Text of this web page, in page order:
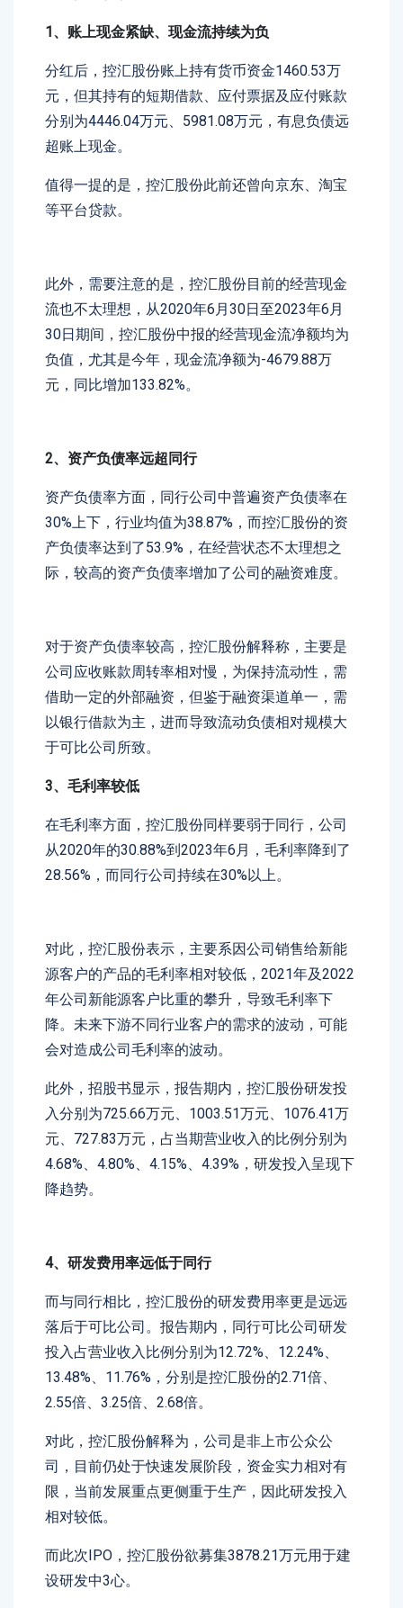
1、账上现金紧缺、现金流持续为负
分红后，控汇股份账上持有货币资金1460.53万
元，但其持有的短期借款、应付票据及应付账款
分别为4446.04万元、5981.08万元，有息负债远
超账上现金。
值得一提的是，控汇股份此前还曾向京东、淘宝
等平台贷款。
此外，需要注意的是，控汇股份目前的经营现金
流也不太理想，从2020年6月30日至2023年6月
30日期间，控汇股份中报的经营现金流净额均为
负值，尤其是今年，现金流净额为-4679.88万
元，同比增加133.82%。
2、资产负债率远超同行
资产负债率方面，同行公司中普遍资产负债率在
30%上下，行业均值为38.87%，而控汇股份的资
产负债率达到了53.9%，在经营状态不太理想之
际，较高的资产负债率增加了公司的融资难度。
对于资产负债率较高，控汇股份解释称，主要是
公司应收账款周转率相对慢，为保持流动性，需
借助一定的外部融资，但鉴于融资渠道单一，需
以银行借款为主，进而导致流动负债相对规模大
于可比公司所致。
3、毛利率较低
在毛利率方面，控汇股份同样要弱于同行，公司
从2020年的30.88%到2023年6月，毛利率降到了
28.56%，而同行公司持续在30%以上。
对此，控汇股份表示，主要系因公司销售给新能
源客户的产品的毛利率相对较低，2021年及2022
年公司新能源客户比重的攀升，导致毛利率下
降。未来下游不同行业客户的需求的波动，可能
会对造成公司毛利率的波动。
此外，招股书显示，报告期内，控汇股份研发投
入分别为725.66万元、1003.51万元、1076.41万
元、727.83万元，占当期营业收入的比例分别为
4.68%、4.80%、4.15%、4.39%，研发投入呈现下
降趋势。
4、研发费用率远低于同行
而与同行相比，控汇股份的研发费用率更是远远
落后于可比公司。报告期内，同行可比公司研发
投入占营业收入比例分别为12.72%、12.24%、
13.48%、11.76%，分别是控汇股份的2.71倍、
2.55倍、3.25倍、2.68倍。
对此，控汇股份解释为，公司是非上市公众公
司，目前仍处于快速发展阶段，资金实力相对有
限，当前发展重点更侧重于生产，因此研发投入
相对较低。
而此次IPO，控汇股份欲募集3878.21万元用于建
设研发中3心。